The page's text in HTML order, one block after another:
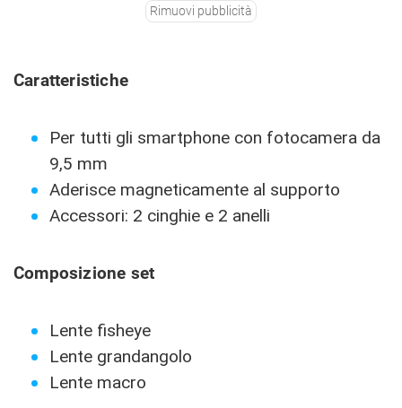
Rimuovi pubblicità
Caratteristiche
Per tutti gli smartphone con fotocamera da
9,5 mm
Aderisce magneticamente al supporto
Accessori: 2 cinghie e 2 anelli
Composizione set
Lente fisheye
Lente grandangolo
Lente macro